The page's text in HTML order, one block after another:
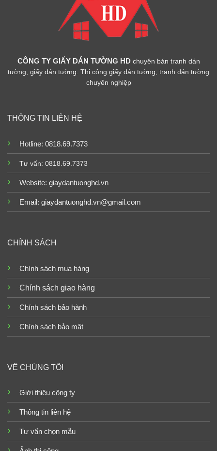
CÔNG TY GIẤY DÁN TƯỜNG HD chuyên bán tranh dán
tường, giấy dán tường. Thi công giấy dán tường, tranh dán tường
chuyên nghiệp
THÔNG TIN LIÊN HỆ
Hotline: 0818.69.7373
Tư vấn: 0818.69.7373
Website: giaydantuonghd.vn
Email: giaydantuonghd.vn@gmail.com
CHÍNH SÁCH
Chính sách mua hàng
Chính sách giao hàng
Chính sách bảo hành
Chính sách bảo mật
VỀ CHÚNG TÔI
Giới thiệu công ty
Thông tin liên hệ
Tư vấn chọn mẫu